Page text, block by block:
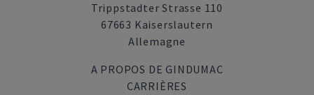
Trippstadter Strasse 110
67663 Kaiserslautern
Allemagne
A PROPOS DE GINDUMAC
CARRIÈRES